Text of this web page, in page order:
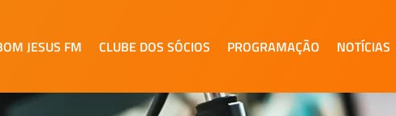
JESUS FM CLUBE DOS SÓCIOS PROGRAMAÇÃO NOTÍCIAS